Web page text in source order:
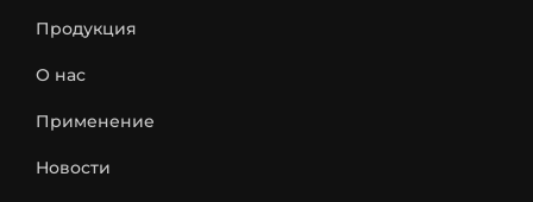
Продукция
О нас
Применение
Новости